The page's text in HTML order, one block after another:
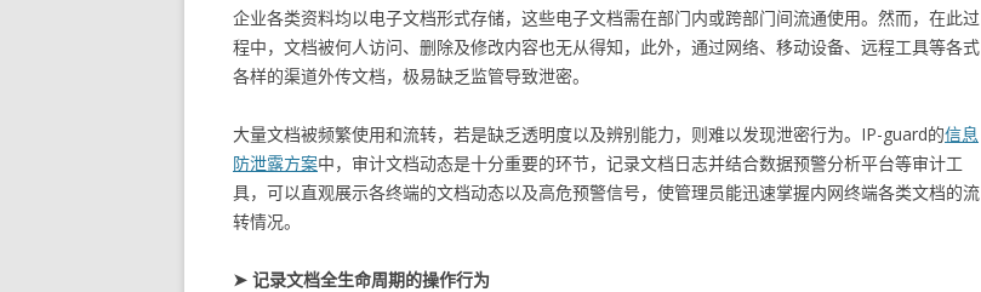
企业各类资料均以电子文档形式存储，这些电子文档需在部门内或跨部门间流通使用。然而，在此过
程中，文档被何人访问、删除及修改内容也无从得知，此外，通过网络、移动设备、远程工具等各式
各样的渠道外传文档，极易缺乏监管导致泄密。
大量文档被频繁使用和流转，若是缺乏透明度以及辨别能力，则难以发现泄密行为。IP-guard的信息
防泄露方案中，审计文档动态是十分重要的环节，记录文档日志并结合数据预警分析平台等审计工
具，可以直观展示各终端的文档动态以及高危预警信号，使管理员能迅速掌握内网终端各类文档的流
转情况。
➤ 记录文档全生命周期的操作行为